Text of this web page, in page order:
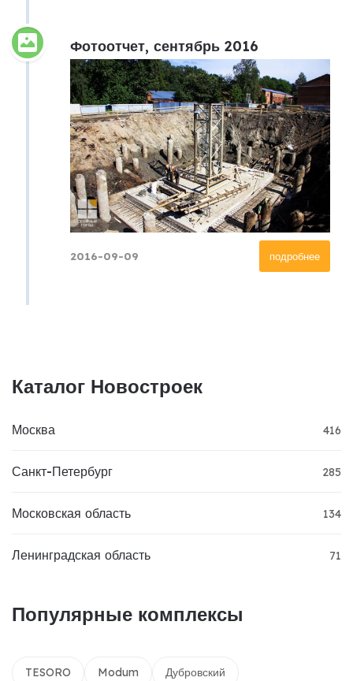
Фотоотчет, сентябрь 2016
подробнее
2016-09-09
Каталог Новостроек
Москва 416
Санкт-Петербург 285
Московская область 134
Ленинградская область 71
Популярные комплексы
TESORO Modum Дубровский